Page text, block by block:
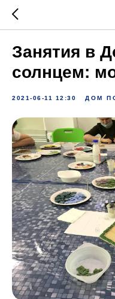
Занятия в
солнцем:
2021-06-11 12:30 ДОМ